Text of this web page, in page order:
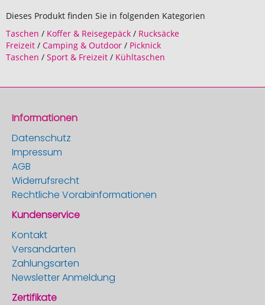
Dieses Produkt finden Sie in folgenden Kategorien
Taschen / Koffer & Reisegepäck / Rucksäcke
Freizeit / Camping & Outdoor / Picknick
Taschen / Sport & Freizeit / Kühltaschen
Informationen
Datenschutz
Impressum
AGB
Widerrufsrecht
Rechtliche Vorabinformationen
Kundenservice
Kontakt
Versandarten
Zahlungsarten
Newsletter Anmeldung
Zertifikate